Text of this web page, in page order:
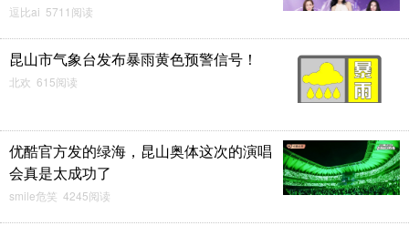
逗比ai 5711阅读
昆山市气象台发布暴雨黄色预警信号！
北欢 615阅读
优酷官方发的绿海，昆山奥体这次的演唱
会真是太成功了
smile危笑 4245阅读